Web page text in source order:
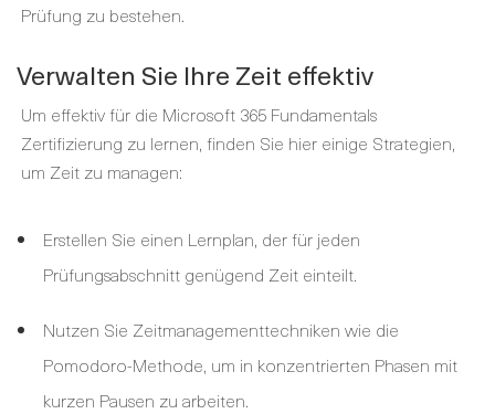
Prüfung zu bestehen.
Verwalten Sie Ihre Zeit effektiv
Um effektiv für die Microsoft 365 Fundamentals
Zertifizierung zu lernen, finden Sie hier einige Strategien,
um Zeit zu managen:
Erstellen Sie einen Lernplan, der für jeden
Prüfungsabschnitt genügend Zeit einteilt.
Nutzen Sie Zeitmanagementtechniken wie die
Pomodoro-Methode, um in konzentrierten Phasen mit
kurzen Pausen zu arbeiten.